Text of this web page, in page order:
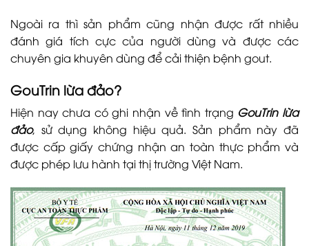
Ngoài ra thì sản phẩm cũng nhận được rất nhiều
đánh giá tích cực của người dùng và được các
chuyên gia khuyên dùng để cải thiện bệnh gout.
GouTrin lừa đảo?
Hiện nay chưa có ghi nhận về tình trạng GouTrin lừa
đảo, sử dụng không hiệu quả. Sản phẩm này đã
được cấp giấy chứng nhận an toàn thực phẩm và
được phép lưu hành tại thị trường Việt Nam.